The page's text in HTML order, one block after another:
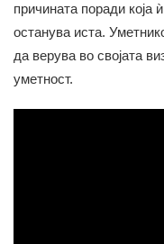
причината поради која
останува иста.
да верува во својата
уметност.